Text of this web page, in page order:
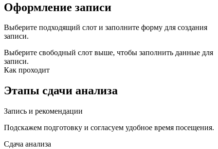
Оформление записи
Выберите подходящий слот и заполните форму для создания
записи.
Выберите свободный слот выше, чтобы заполнить данные для
записи.
Как проходит
Этапы сдачи анализа
Запись и рекомендации
Подскажем подготовку и согласуем удобное время посещения.
Сдача анализа